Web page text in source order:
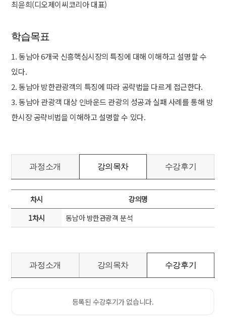
최윤희(디오제이씨코리아 대표)
학습목표
1. 동남아 6개국 신흥핵심시장의 특징에 대해 이해하고 설명할 수
있다.
2. 동남아 방한관광객의 특징에 따라 공략법을 다르게 접근한다.
3. 동남아 관광객 대상 인바운드 관광의 성공과 실패 사례를 통해 방
한시장 공략비법을 이해하고 설명할 수 있다.
과정소개 강의목차 수강후기
차시
강의명
1차시
동남아 방한관광객 분석
과정소개 강의목차 수강후기